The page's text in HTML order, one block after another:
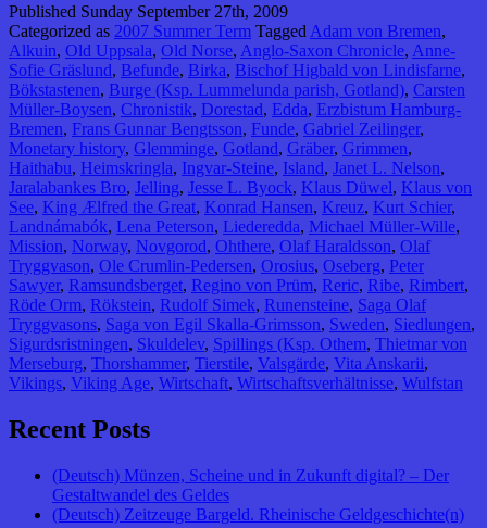
Published Sunday September 27th, 2009
Categorized as 2007 Summer Term Tagged Adam von Bremen,
Alkuin, Old Uppsala, Old Norse, Anglo-Saxon Chronicle, Anne-
Sofie Gräslund, Befunde, Birka, Bischof Higbald von Lindisfarne,
Bökstastenen, Burge (Ksp. Lummelunda parish, Gotland), Carsten
Müller-Boysen, Chronistik, Dorestad, Edda, Erzbistum Hamburg-
Bremen, Frans Gunnar Bengtsson, Funde, Gabriel Zeilinger,
Monetary history, Glemminge, Gotland, Gräber, Grimmen,
Haithabu, Heimskringla, Ingvar-Steine, Island, Janet L. Nelson,
Jaralabankes Bro, Jelling, Jesse L. Byock, Klaus Düwel, Klaus von
See, King Ælfred the Great, Konrad Hansen, Kreuz, Kurt Schier,
Landnámabók, Lena Peterson, Liederedda, Michael Müller-Wille,
Mission, Norway, Novgorod, Ohthere, Olaf Haraldsson, Olaf
Tryggvason, Ole Crumlin-Pedersen, Orosius, Oseberg, Peter
Sawyer, Ramsundsberget, Regino von Prüm, Reric, Ribe, Rimbert,
Röde Orm, Rökstein, Rudolf Simek, Runensteine, Saga Olaf
Tryggvasons, Saga von Egil Skalla-Grimsson, Sweden, Siedlungen,
Sigurdsristningen, Skuldelev, Spillings (Ksp. Othem, Thietmar von
Merseburg, Thorshammer, Tierstile, Valsgärde, Vita Anskarii,
Vikings, Viking Age, Wirtschaft, Wirtschaftsverhältnisse, Wulfstan
Recent Posts
(Deutsch) Münzen, Scheine und in Zukunft digital? – Der
Gestaltwandel des Geldes
(Deutsch) Zeitzeuge Bargeld. Rheinische Geldgeschichte(n)